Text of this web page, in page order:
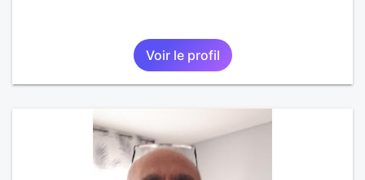
Voir le profil